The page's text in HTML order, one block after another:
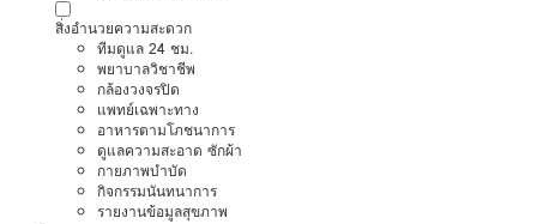
สิ่งอำนวยความสะดวก
ทีมดูแล 24 ชม.
พยาบาลวิชาชีพ
กล้องวงจรปิด
แพทย์เฉพาะทาง
อาหารตามโภชนาการ
ดูแลความสะอาด ซักผ้า
กายภาพบำบัด
กิจกรรมนันทนาการ
รายงานข้อมูลสุขภาพ